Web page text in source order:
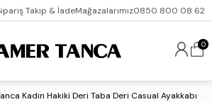
Takip & İadeMağazalarımız0850 800 08 62
0
Kadın Hakiki Deri Taba Deri Casual Ayakkabı